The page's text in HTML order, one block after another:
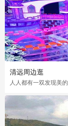
清远周边逛